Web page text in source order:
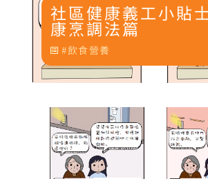
社區健康義工小貼
康烹調法篇
飲食營養